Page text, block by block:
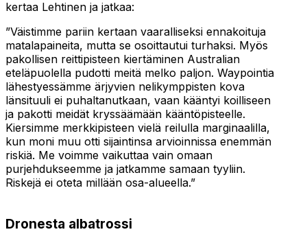
kertaa Lehtinen ja jatkaa:
”Väistimme pariin kertaan vaaralliseksi ennakoituja
matalapaineita, mutta se osoittautui turhaksi. Myös
pakollisen reittipisteen kiertäminen Australian
eteläpuolella pudotti meitä melko paljon. Waypointia
lähestyessämme ärjyvien nelikymppisten kova
länsituuli ei puhaltanutkaan, vaan kääntyi koilliseen
ja pakotti meidät kryssäämään kääntöpisteelle.
Kiersimme merkkipisteen vielä reilulla marginaalilla,
kun moni muu otti sijaintinsa arvioinnissa enemmän
riskiä. Me voimme vaikuttaa vain omaan
purjehdukseemme ja jatkamme samaan tyyliin.
Riskejä ei oteta millään osa-alueella.”
Dronesta albatrossi